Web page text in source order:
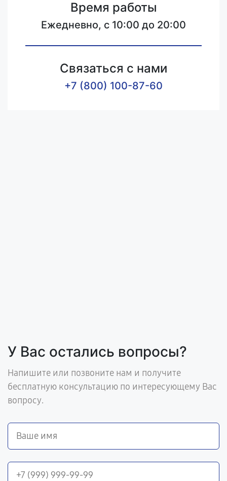
Время работы
Ежедневно, с 10:00 до 20:00
Связаться с нами
+7 (800) 100-87-60
У Вас остались вопросы?
Напишите или позвоните нам и получите
бесплатную консультацию по интересующему Вас
вопросу.